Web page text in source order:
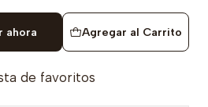
Agregar al Carrito
ahora
de favoritos